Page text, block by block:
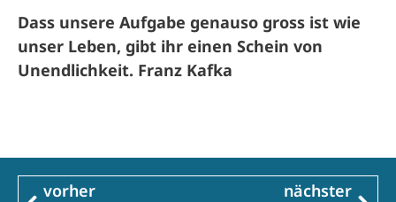
Dass unsere Aufgabe genauso gross ist wie
unser Leben, gibt ihr einen Schein von
Unendlichkeit. Franz Kafka
vorher
nächster